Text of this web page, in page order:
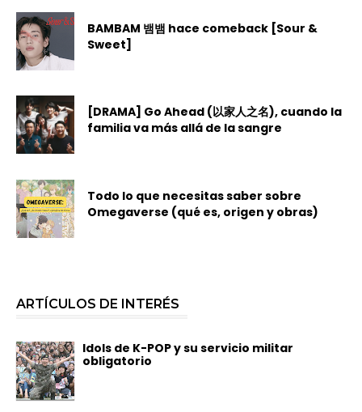
BAMBAM 뱀뱀 hace comeback [Sour &
Sweet]
[DRAMA] Go Ahead (以家人之名), cuando la
familia va más allá de la sangre
Todo lo que necesitas saber sobre
Omegaverse (qué es, origen y obras)
ARTÍCULOS DE INTERÉS
Idols de K-POP y su servicio militar
obligatorio